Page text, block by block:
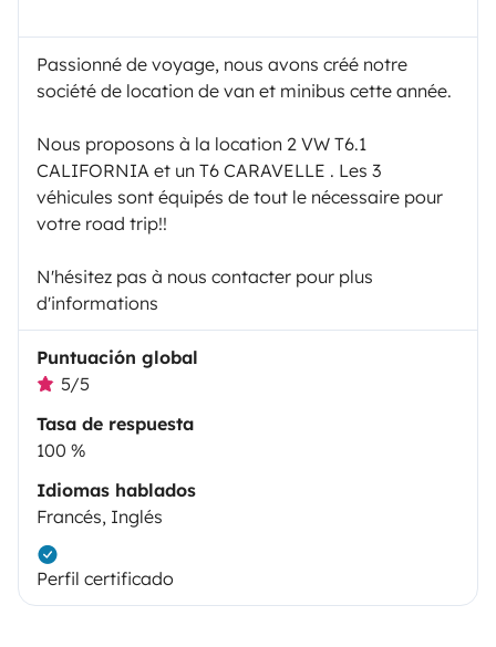
Passionné de voyage, nous avons créé notre
société de location de van et minibus cette année.
Nous proposons à la location 2 VW T6.1
CALIFORNIA et un T6 CARAVELLE . Les 3
véhicules sont équipés de tout le nécessaire pour
votre road trip!!
N'hésitez pas à nous contacter pour plus
d'informations
Puntuación global
5/5
Tasa de respuesta
100 %
Idiomas hablados
Francés, Inglés
Perfil certificado